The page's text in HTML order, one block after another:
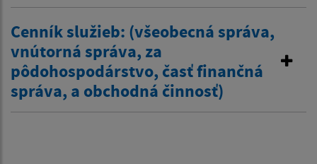
Cenník služieb: (všeobecná správa,
vnútorná správa, za
pôdohospodárstvo, časť finančná
správa, a obchodná činnosť)